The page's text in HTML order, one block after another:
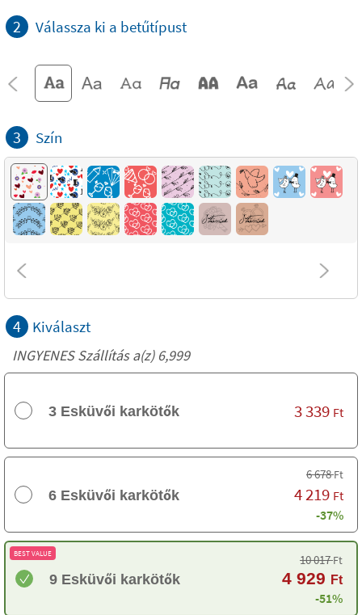
2 Válassza ki a betűtípust
3 Szín
4 Kiválaszt
INGYENES Szállítás a(z) 6,999
3 Esküvői karkötők 3 339 Ft
6 Esküvői karkötők
6 678Ft
4 219 Ft
-37%
BEST VALUE
9 Esküvői karkötők
10 017Ft
4 929 Ft
-51%